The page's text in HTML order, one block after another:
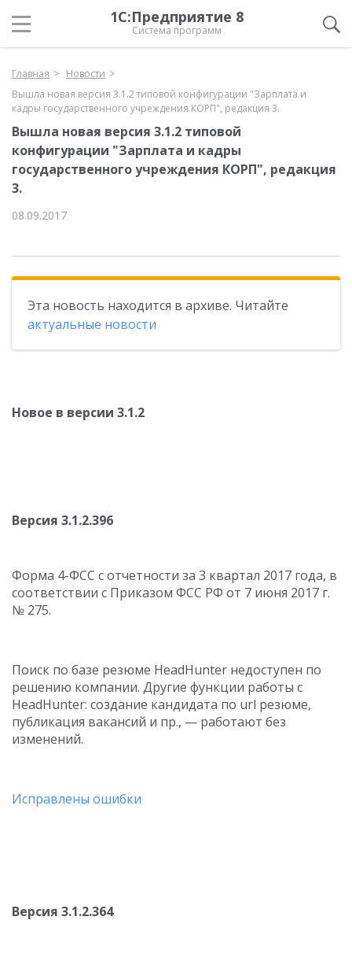
1С:Предприятие 8
Система программ
Главная
Новости
Вышла новая версия 3.1.2 типовой конфигурации "Зарплата и
кадры государственного учреждения КОРП", редакция 3.
Вышла новая версия 3.1.2 типовой
конфигурации "Зарплата и кадры
государственного учреждения КОРП", редакция
3.
08.09.2017
Эта новость находится в архиве. Читайте
актуальные новости
Новое в версии 3.1.2
Версия 3.1.2.396
Форма 4-ФСС с отчетности за 3 квартал 2017 года, в
соответствии с Приказом ФСС РФ от 7 июня 2017 г.
№ 275.
Поиск по базе резюме HeadHunter недоступен по
решению компании. Другие функции работы с
HeadHunter: создание кандидата по url резюме,
публикация вакансий и пр., — работают без
изменений.
Исправлены ошибки
Версия 3.1.2.364